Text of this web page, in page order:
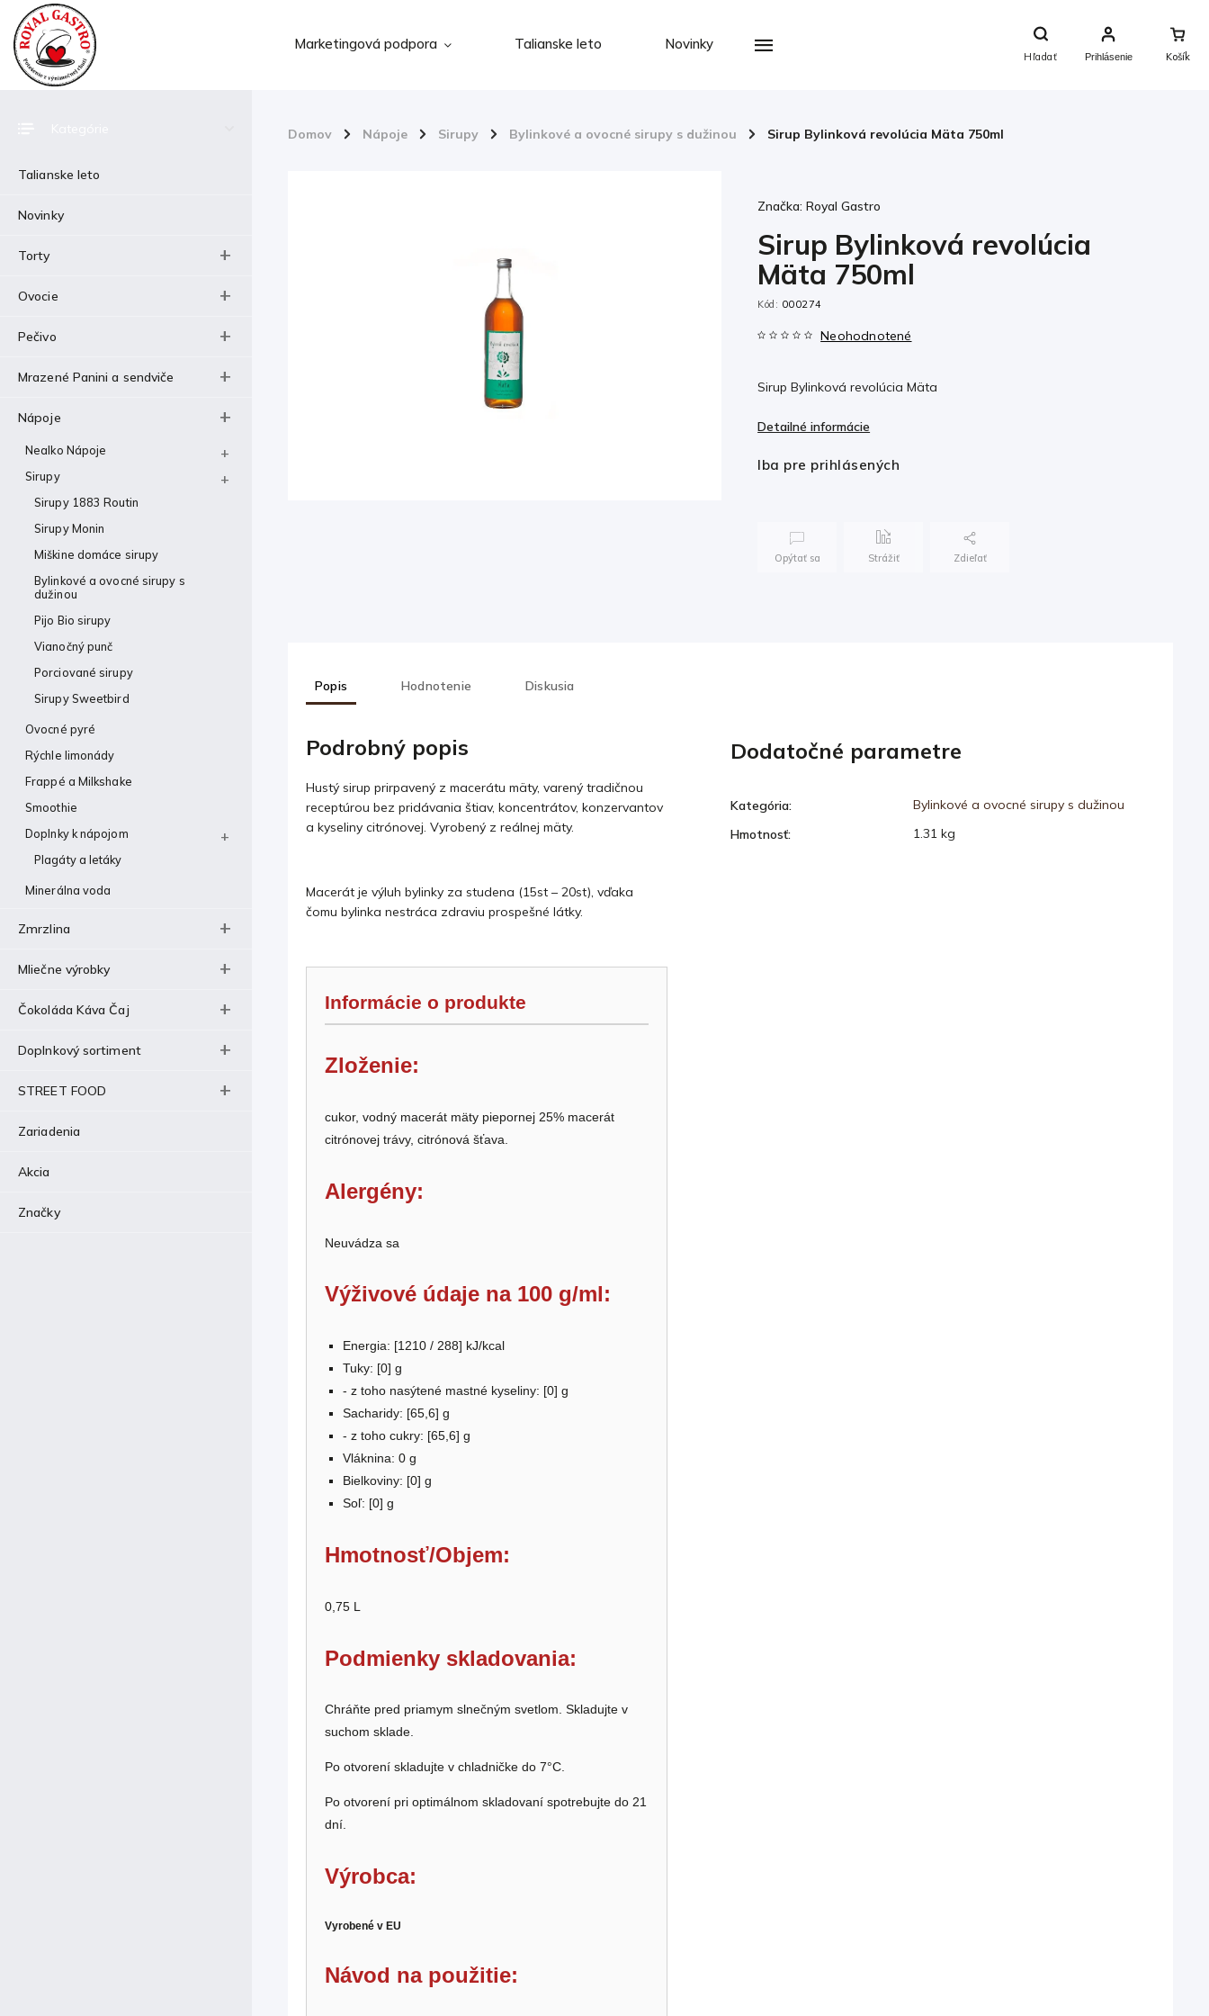
Hľadať
Nákupný
Košík
Prihlásenie
Marketingová podpora Talianske leto Novinky
Domov / Nápoje / Sirupy / Bylinkové a ovocné sirupy s dužinou / Sirup Bylinková revolúcia Mäta 750ml
Talianske leto
Novinky
Torty
Ovocie
Pečivo
Mrazené Panini a sendviče
Nápoje
Nealko Nápoje
Sirupy
Sirupy 1883 Routin
Sirupy Monin
Miškine domáce sirupy
Bylinkové a ovocné sirupy s
dužinou
Pijo Bio sirupy
Vianočný punč
Porciované sirupy
Sirupy Sweetbird
Ovocné pyré
Rýchle limonády
Frappé a Milkshake
Smoothie
Doplnky k nápojom
Plagáty a letáky
Minerálna voda
Zmrzlina
Mliečne výrobky
Čokoláda Káva Čaj
Doplnkový sortiment
STREET FOOD
Zariadenia
Akcia
Značky
Sirup Bylinková revolúcia
Mäta 750ml
Kód: 000274
Neohodnotené
Sirup Bylinková revolúcia Mäta
Detailné informácie
Značka:Royal Gastro
Iba pre prihlásených
Opýtať sa Strážiť Zdieľať
Popis Hodnotenie Diskusia
Podrobný popis
Hustý sirup prirpavený z macerátu mäty, varený tradičnou
receptúrou bez pridávania štiav, koncentrátov, konzervantov
a kyseliny citrónovej. Vyrobený z reálnej mäty.
Macerát je výluh bylinky za studena (15st – 20st), vďaka
čomu bylinka nestráca zdraviu prospešné látky.
Informácie o produkte
Zloženie:
cukor, vodný macerát mäty piepornej 25% macerát
citrónovej trávy, citrónová šťava.
Alergény:
Neuvádza sa
Výživové údaje na 100 g/ml:
Energia: [1210 / 288] kJ/kcal
Tuky: [0] g
- z toho nasýtené mastné kyseliny: [0] g
Sacharidy: [65,6] g
- z toho cukry: [65,6] g
Vláknina: 0 g
Bielkoviny: [0] g
Soľ: [0] g
Hmotnosť/Objem:
0,75 L
Podmienky skladovania:
Chráňte pred priamym slnečným svetlom. Skladujte v
suchom sklade.
Po otvorení skladujte v chladničke do 7°C.
Po otvorení pri optimálnom skladovaní spotrebujte do 21
dní.
Výrobca:
Vyrobené v EU
Návod na použitie:
Dodatočné parametre
Kategória:
Bylinkové a ovocné sirupy s dužinou
Hmotnosť: 1.31 kg